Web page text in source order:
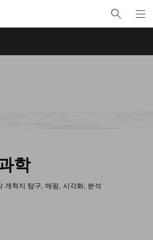
학
개척지 탐구, 매핑, 시각화, 분석